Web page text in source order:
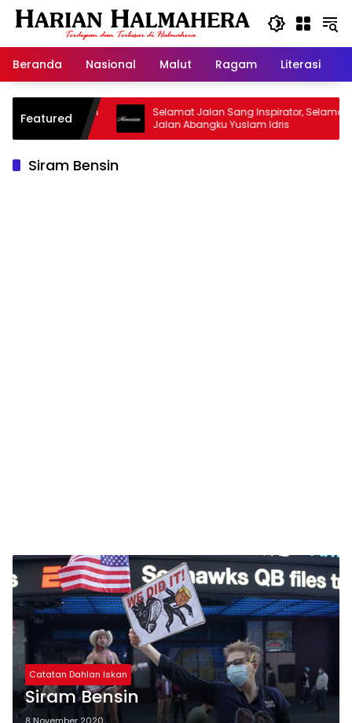
Langsung
Beranda
Nasional Malut Ragam Literasi
Featured
Warisan
Selamat Jalan Sang Inspirator, Selamat
Jalan Abangku Yuslam Idris
Siram Bensin
Catatan Dahlan Iskan
Siram Bensin
8 November 2020